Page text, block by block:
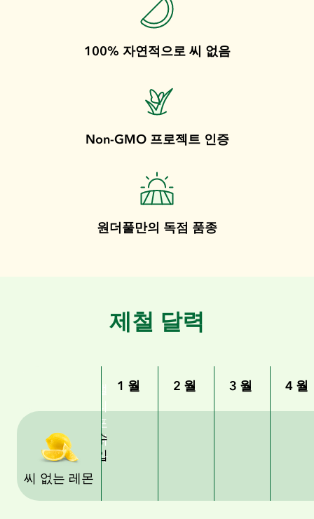
100% 자연적으로 씨 없음
Non-GMO 프로젝트 인증
원더풀만의 독점 품종
제철 달력
씨 없는 레몬
1월 2월 3월 4월
캘
포
니
아
수
입